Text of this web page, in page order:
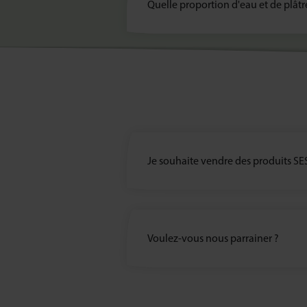
Quelle proportion d'eau et de
Je souhaite vendre des produits
Voulez-vous nous parrainer ?